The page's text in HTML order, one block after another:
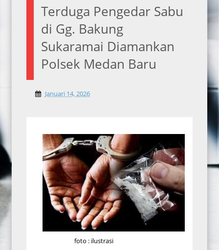
Terduga Pengedar Sabu
di Gg. Bakung
Sukaramai Diamankan
Polsek Medan Baru
Januari 14, 2026
foto : ilustrasi